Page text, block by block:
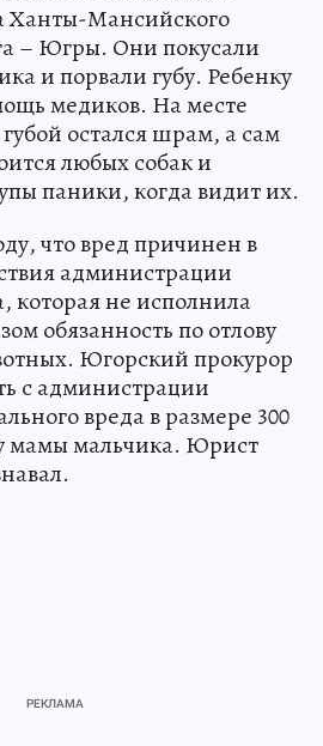
Ханты-Мансийского
– Югры. Они покусали
и порвали губу. Ребенку
медиков. На месте
остался шрам, а сам
любых собак и
паники, когда видит их.
что вред причинен в
администрации
которая не исполнила
обязанность по отлову
Югорский прокурор
с администрации
вреда в размере 300
мамы мальчика. Юрист